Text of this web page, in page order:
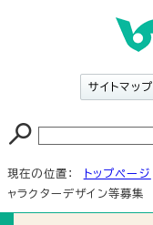
サイトマップ
現在の位置： トップページ
ャラクターデザイン等募集